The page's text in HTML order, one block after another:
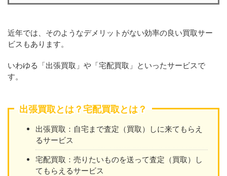
近年では、そのようなデメリットがない効率の良い買取サー
ビスもあります。
いわゆる「出張買取」や「宅配買取」といったサービスで
す。
出張買取とは？宅配買取とは？
出張買取：自宅まで査定（買取）しに来てもらえ
るサービス
宅配買取：売りたいものを送って査定（買取）し
てもらえるサービス